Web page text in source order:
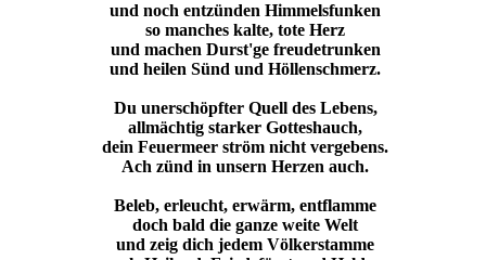
und noch entzünden Himmelsfunken
so manches kalte, tote Herz
und machen Durst'ge freudetrunken
und heilen Sünd und Höllenschmerz.
Du unerschöpfter Quell des Lebens,
allmächtig starker Gotteshauch,
dein Feuermeer ström nicht vergebens.
Ach zünd in unsern Herzen auch.
Beleb, erleucht, erwärm, entflamme
doch bald die ganze weite Welt
und zeig dich jedem Völkerstamme